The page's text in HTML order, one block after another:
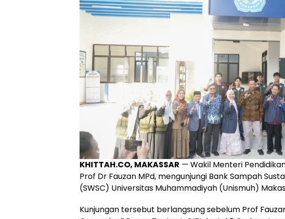
KHITTAH.CO, MAKASSAR — Wakil Menteri
Prof Dr Fauzan MPd, mengunjungi Bank Sampah
(SWSC) Universitas Muhammadiyah (Unismuh)
Kunjungan tersebut berlangsung sebelum Prof